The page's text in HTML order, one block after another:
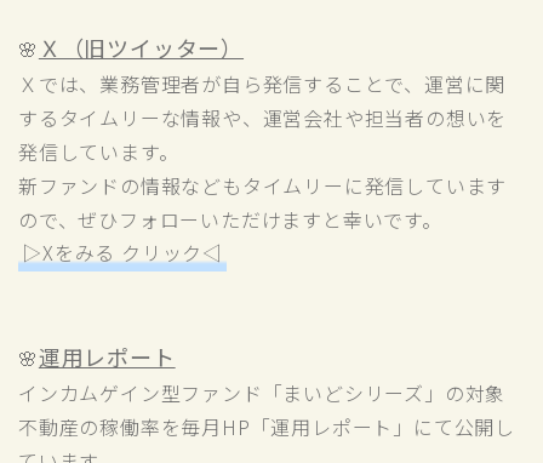
🌸 Ｘ（旧ツイッター）
Ｘ では、業務管理者が自ら発信することで、運営に関
するタイムリーな情報や、運営会社や担当者の想いを
発信しています。
新ファンドの情報などもタイムリーに発信しています
ので、ぜひフォローいただけますと幸いです。
▷Xをみる クリック◁
🌸運用レポート
インカムゲイン型ファンド「まいどシリーズ」の対象
不動産の稼働率を毎月HP「運用レポート 」にて公開し